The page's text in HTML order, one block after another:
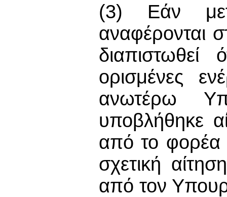
(3) Εάν
αναφέρονται
διαπιστωθεί
ορισμένες
ανωτέρω
υποβλήθηκε
από το φορέα
σχετική
από τον